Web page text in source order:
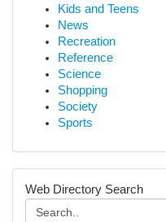
Kids and Teens
News
Recreation
Reference
Science
Shopping
Society
Sports
Web Directory Search